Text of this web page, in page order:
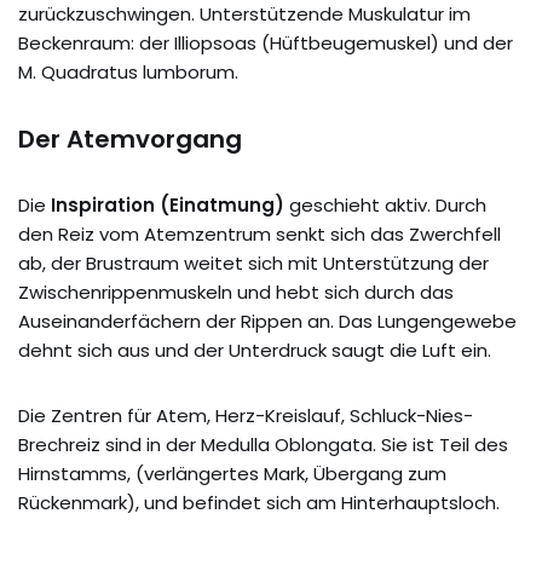
zurückzuschwingen. Unterstützende Muskulatur im
Beckenraum: der Illiopsoas (Hüftbeugemuskel) und der
M. Quadratus lumborum.
Der Atemvorgang
Die Inspiration (Einatmung) geschieht aktiv. Durch
den Reiz vom Atemzentrum senkt sich das Zwerchfell
ab, der Brustraum weitet sich mit Unterstützung der
Zwischenrippenmuskeln und hebt sich durch das
Auseinanderfächern der Rippen an. Das Lungengewebe
dehnt sich aus und der Unterdruck saugt die Luft ein.
Die Zentren für Atem, Herz-Kreislauf, Schluck-Nies-
Brechreiz sind in der Medulla Oblongata. Sie ist Teil des
Hirnstamms, (verlängertes Mark, Übergang zum
Rückenmark), und befindet sich am Hinterhauptsloch.